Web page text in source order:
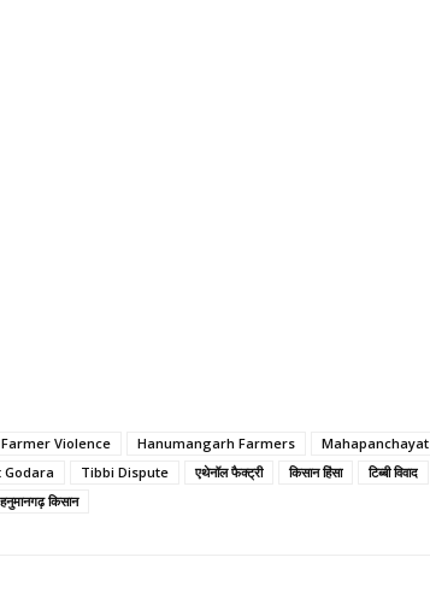
Farmer Violence Hanumangarh Farmers Mahapanchayat
Godara Tibbi Dispute एथेनॉल फैक्ट्री किसान हिंसा टिब्बी विवाद
हनुमानगढ़ किसान